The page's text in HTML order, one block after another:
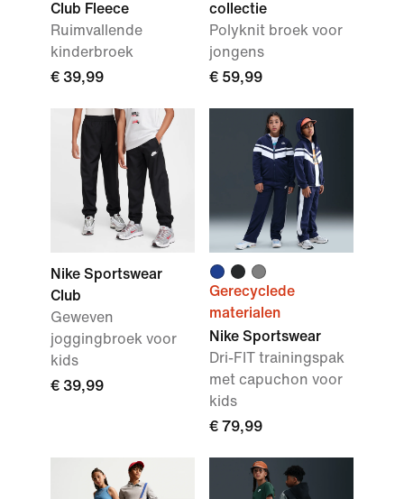
Club Fleece
Ruimvallende
kinderbroek
€ 39,99
collectie
Polyknit broek voor
jongens
€ 59,99
Nike Sportswear
Club
Geweven
joggingbroek voor
kids
€ 39,99
Gerecyclede
materialen
Nike Sportswear
Dri-FIT trainingspak
met capuchon voor
kids
€ 79,99